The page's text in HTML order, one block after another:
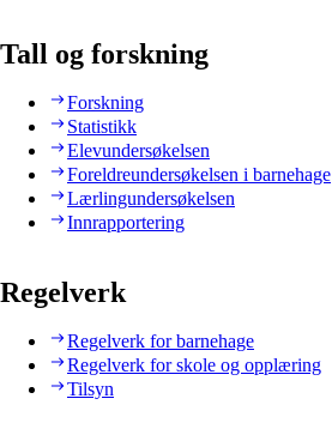
Tall og forskning
Forskning
Statistikk
Elevundersøkelsen
Foreldreundersøkelsen i barnehage
Lærlingundersøkelsen
Innrapportering
Regelverk
Regelverk for barnehage
Regelverk for skole og opplæring
Tilsyn